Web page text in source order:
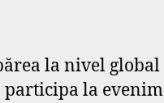
la nivel
la